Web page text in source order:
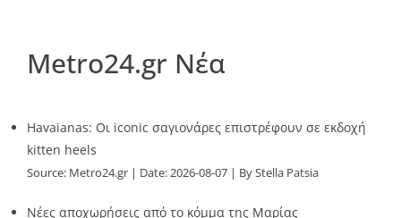
Metro24.gr Νέα
Havaianas: Οι iconic σαγιονάρες επιστρέφουν σε εκδοχή
kitten heels
Source: Metro24.gr Date: 2026-08-07 By Stella Patsia
Νέες αποχωρήσεις από το κόμμα της Μαρίας